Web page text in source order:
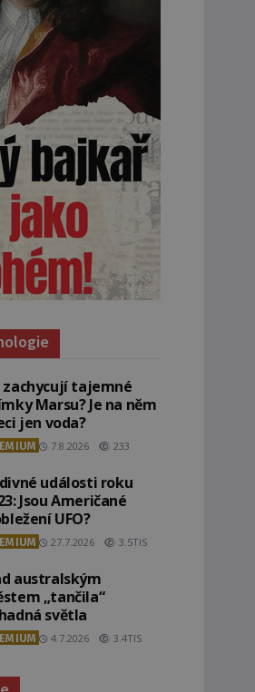
zachycují tajemné
Marsu? Je na něm
jen voda?
7.8.2026 233
události roku
Jsou Američané
UFO?
27.7.2026 3.5TIS
australským
„tančila“
světla
4.7.2026 3.4TIS